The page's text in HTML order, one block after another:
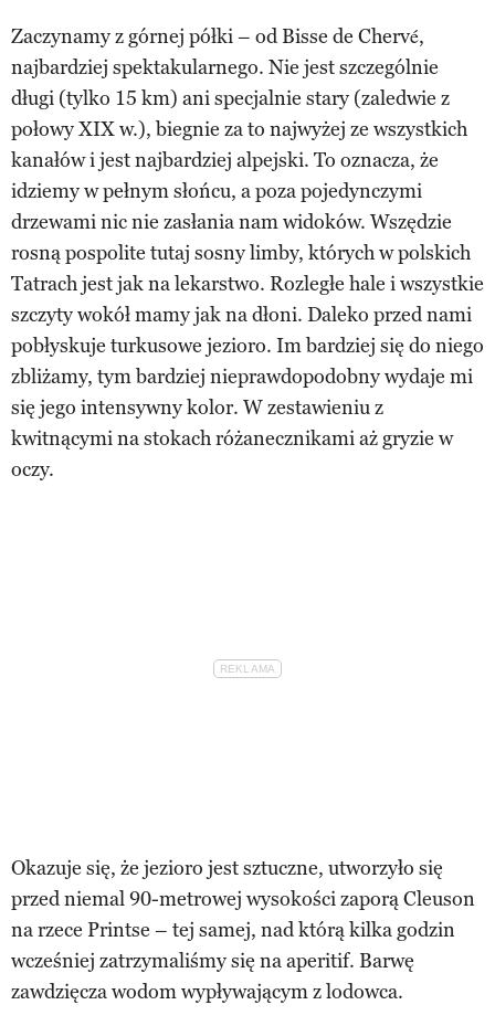
Zaczynamy z górnej półki – od Bisse de Chervé,
najbardziej spektakularnego. Nie jest szczególnie
długi (tylko 15 km) ani specjalnie stary (zaledwie z
połowy XIX w.), biegnie za to najwyżej ze wszystkich
kanałów i jest najbardziej alpejski. To oznacza, że
idziemy w pełnym słońcu, a poza pojedynczymi
drzewami nic nie zasłania nam widoków. Wszędzie
rosną pospolite tutaj sosny limby, których w polskich
Tatrach jest jak na lekarstwo. Rozległe hale i wszystkie
szczyty wokół mamy jak na dłoni. Daleko przed nami
pobłyskuje turkusowe jezioro. Im bardziej się do niego
zbliżamy, tym bardziej nieprawdopodobny wydaje mi
się jego intensywny kolor. W zestawieniu z
kwitnącymi na stokach różanecznikami aż gryzie w
oczy.
Okazuje się, że jezioro jest sztuczne, utworzyło się
przed niemal 90-metrowej wysokości zaporą Cleuson
na rzece Printse – tej samej, nad którą kilka godzin
wcześniej zatrzymaliśmy się na aperitif. Barwę
zawdzięcza wodom wypływającym z lodowca.